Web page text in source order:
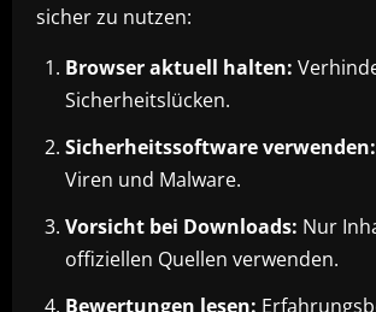
sicher zu nutzen:
Browser aktuell halten:
Sicherheitslücken.
Sicherheitssoftware verwenden:
Viren und Malware.
Vorsicht bei Downloads: Nur
offiziellen Quellen verwenden.
Bewertungen lesen: